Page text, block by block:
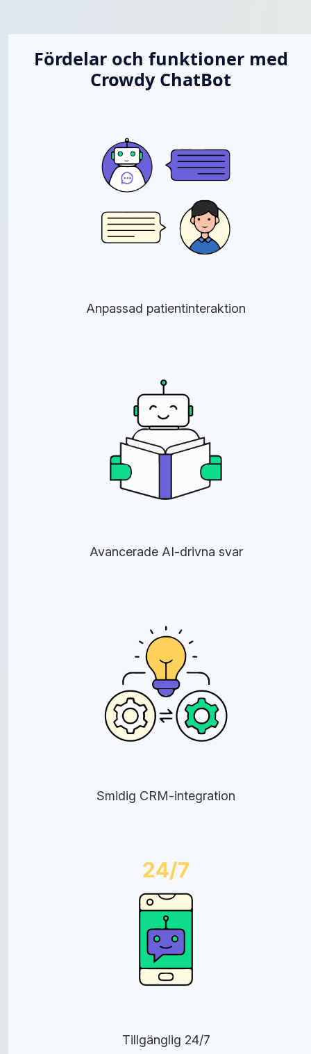
Fördelar och funktioner med
Crowdy ChatBot
Anpassad patientinteraktion
Avancerade AI-drivna svar
Smidig CRM-integration
Tillgänglig 24/7